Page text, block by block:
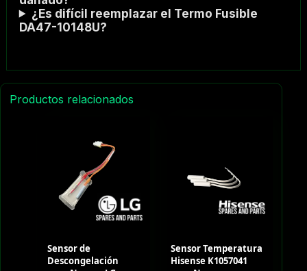
¿Es difícil reemplazar el Termo Fusible
DA47-10148U?
Productos relacionados
Sensor de
Descongelación
Sensor Temperatura
Hisense K1057041